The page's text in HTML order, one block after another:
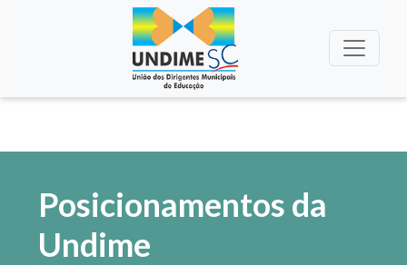
Posicionamentos da
Undime